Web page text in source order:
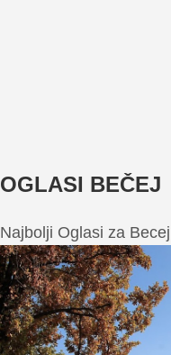
OGLASI BEČEJ
Najbolji Oglasi za Becej